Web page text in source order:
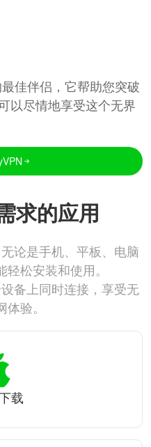
佳伴侣，它帮助您突破
以尽情地享受这个无界
求的应用
论是手机、平板、电脑
松安装和使用。
备上同时连接，享受无
验。
载